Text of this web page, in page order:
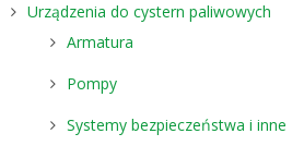
Urządzenia do cystern paliwowych
Armatura
Pompy
Systemy bezpieczeństwa i inne